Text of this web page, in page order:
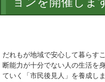
だれもが地域で安心して暮らす
断能力が十分でない人の生活を
ていく「市民後見人」を養成し